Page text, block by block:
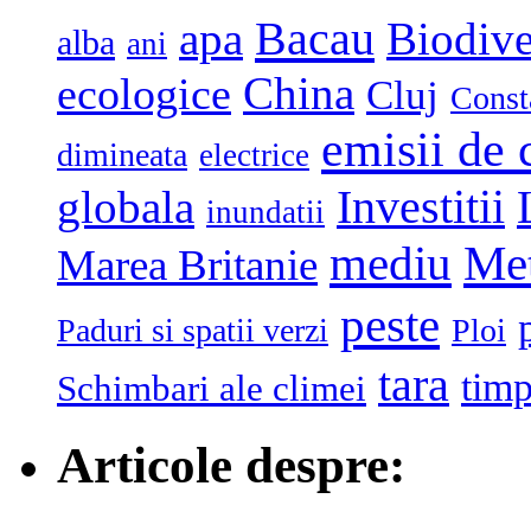
alba ani apa Bacau
ecologice China Cluj
dimineata electrice emisii de
globala inundatii Investitii
Marea Britanie mediu
Paduri si spatii verzi peste Ploi
Schimbari ale climei tara
Articole despre: